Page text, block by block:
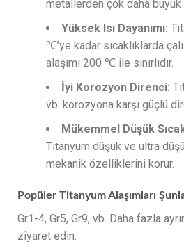
metallerden çok daha büyük
Yüksek Isı Dayanımı:
℃’ye kadar sıcaklıklarda
alaşımı 200 ℃ ile sınırlıdır.
İyi Korozyon Direnci:
vb. korozyona karşı güçlü
Mükemmel Düşük
Titanyum düşük ve ultra
mekanik özelliklerini korur.
Popüler Titanyum Alaşımları
Gr1-4, Gr5, Gr9, vb. Daha fazla
ziyaret edin.